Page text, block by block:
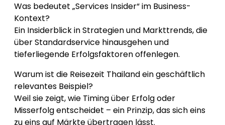
Was bedeutet „Services Insider“ im Business-
Kontext?
Ein Insiderblick in Strategien und Markttrends, die
über Standardservice hinausgehen und
tieferliegende Erfolgsfaktoren offenlegen.
Warum ist die Reisezeit Thailand ein geschäftlich
relevantes Beispiel?
Weil sie zeigt, wie Timing über Erfolg oder
Misserfolg entscheidet – ein Prinzip, das sich eins
zu eins auf Märkte übertragen lässt.